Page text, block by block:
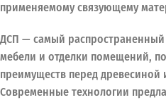
применяемому связующему
ДСП — самый распространенный
мебели и отделки помещений,
преимуществ перед
Современные технологии